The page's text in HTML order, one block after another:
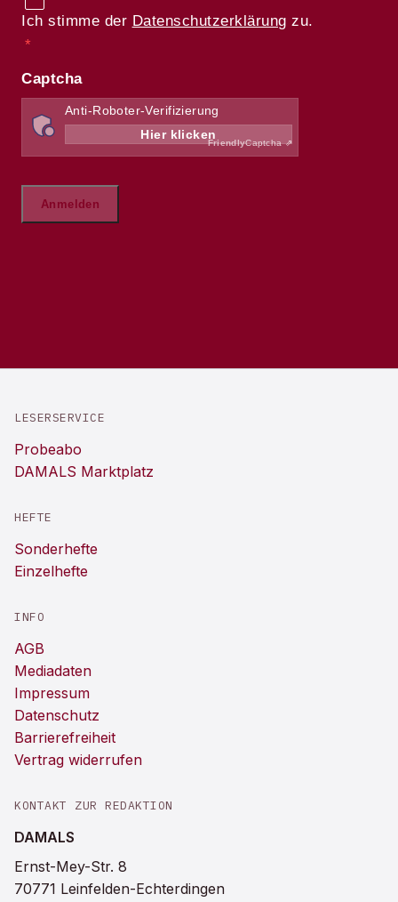
LESERSERVICE
Probeabo
DAMALS Marktplatz
HEFTE
Sonderhefte
Einzelhefte
INFO
AGB
Mediadaten
Impressum
Datenschutz
Barrierefreiheit
Vertrag widerrufen
KONTAKT ZUR REDAKTION
DAMALS
Ernst-Mey-Str. 8
70771 Leinfelden-Echterdingen